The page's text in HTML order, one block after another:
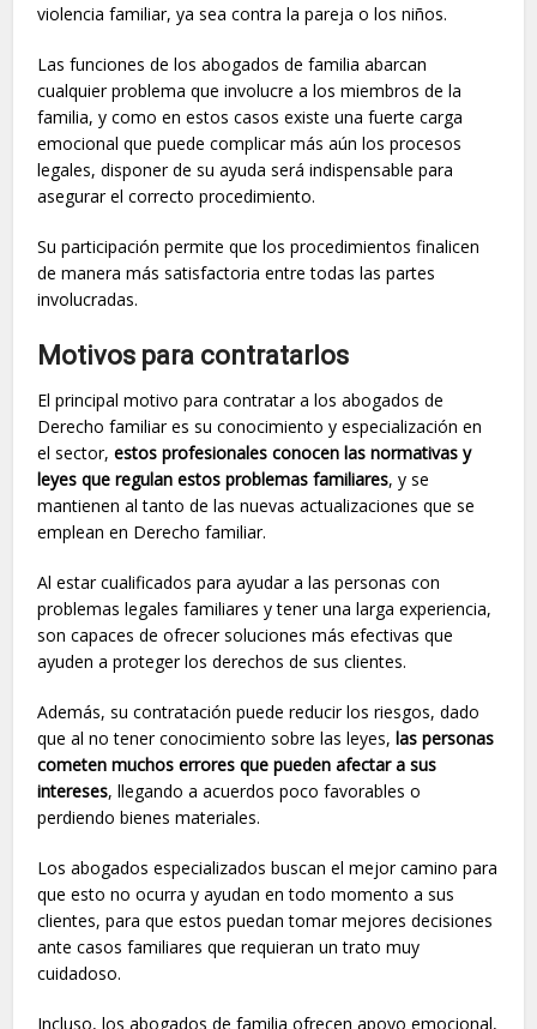
violencia familiar, ya sea contra la pareja o los niños.
Las funciones de los abogados de familia abarcan
cualquier problema que involucre a los miembros de la
familia, y como en estos casos existe una fuerte carga
emocional que puede complicar más aún los procesos
legales, disponer de su ayuda será indispensable para
asegurar el correcto procedimiento.
Su participación permite que los procedimientos finalicen
de manera más satisfactoria entre todas las partes
involucradas.
Motivos para contratarlos
El principal motivo para contratar a los abogados de
Derecho familiar es su conocimiento y especialización en
el sector,estos profesionales conocen las normativas y
leyes que regulan estos problemas familiares, y se
mantienen al tanto de las nuevas actualizaciones que se
emplean en Derecho familiar.
Al estar cualificados para ayudar a las personas con
problemas legales familiares y tener una larga experiencia,
son capaces de ofrecer soluciones más efectivas que
ayuden a proteger los derechos de sus clientes.
Además, su contratación puede reducir los riesgos, dado
que al no tener conocimiento sobre las leyes,las personas
cometen muchos errores que pueden afectar a sus
intereses, llegando a acuerdos poco favorables o
perdiendo bienes materiales.
Los abogados especializados buscan el mejor camino para
que esto no ocurra y ayudan en todo momento a sus
clientes, para que estos puedan tomar mejores decisiones
ante casos familiares que requieran un trato muy
cuidadoso.
Incluso, los abogados de familia ofrecen apoyo emocional,